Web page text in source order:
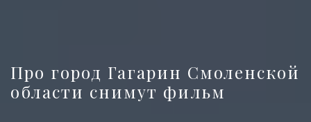
Про город Гагарин Смоленской
области снимут фильм